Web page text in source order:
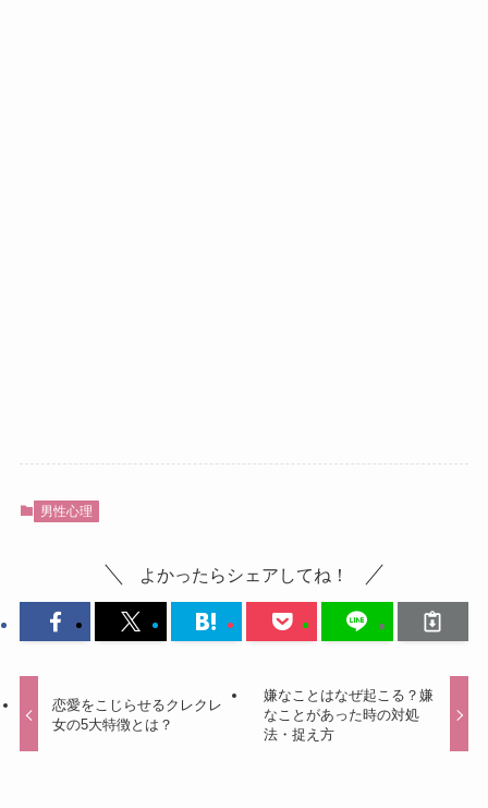
男性心理
よかったらシェアしてね！
恋愛をこじらせるクレクレ
女の5大特徴とは？
嫌なことはなぜ起こる？嫌
なことがあった時の対処
法・捉え方